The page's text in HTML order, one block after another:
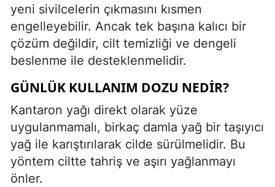
yeni sivilcelerin çıkmasını kısmen
engelleyebilir. Ancak tek başına kalıcı bir
çözüm değildir, cilt temizliği ve dengeli
beslenme ile desteklenmelidir.
GÜNLÜK KULLANIM DOZU NEDIR?
Kantaron yağı direkt olarak yüze
uygulanmamalı, birkaç damla yağ bir taşıyıcı
yağ ile karıştırılarak cilde sürülmelidir. Bu
yöntem ciltte tahriş ve aşırı yağlanmayı
önler.